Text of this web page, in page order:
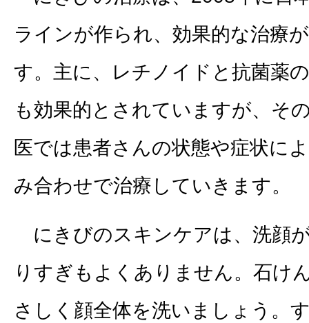
ラインが作られ、効果的な治療
す。主に、レチノイドと抗菌薬
も効果的とされていますが、そ
医では患者さんの状態や症状に
み合わせで治療していきます。
にきびのスキンケアは、洗顔
りすぎもよくありません。石け
さしく顔全体を洗いましょう。